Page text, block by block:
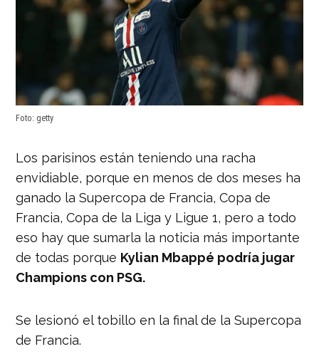
Foto: getty
Los parisinos están teniendo una racha
envidiable, porque en menos de dos meses ha
ganado la Supercopa de Francia, Copa de
Francia, Copa de la Liga y Ligue 1, pero a todo
eso hay que sumarla la noticia más importante
de todas porque Kylian Mbappé podría jugar
Champions con PSG.
Se lesionó el tobillo en la final de la Supercopa
de Francia.